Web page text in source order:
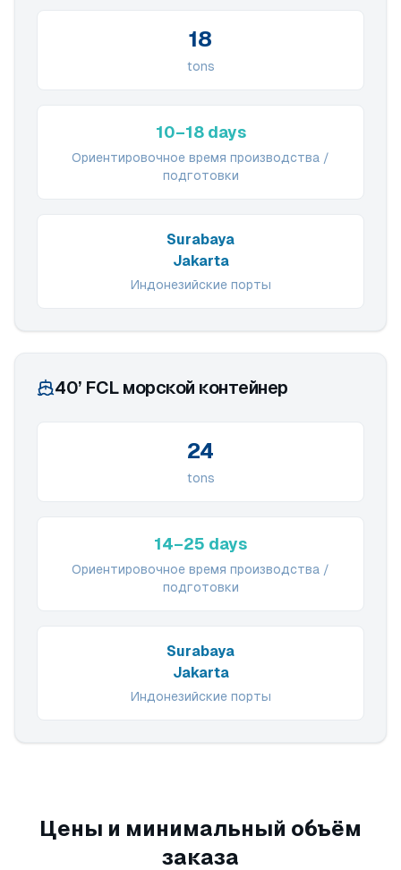
18
tons
10–18 days
Ориентировочное время производства /
подготовки
Surabaya
Jakarta
Индонезийские порты
40’ FCL морской контейнер
24
tons
14–25 days
Ориентировочное время производства /
подготовки
Surabaya
Jakarta
Индонезийские порты
Цены и минимальный объём
заказа